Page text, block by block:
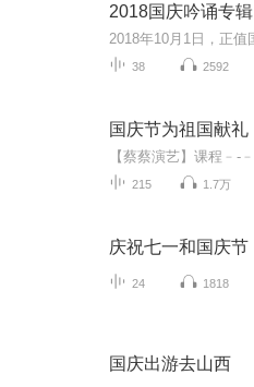
2018国庆吟诵专辑
38 2592
国庆节为祖国献礼
215 1.7万
庆祝七一和国庆节
24 1818
国庆出游去山西